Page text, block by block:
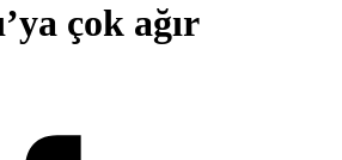
çok ağır